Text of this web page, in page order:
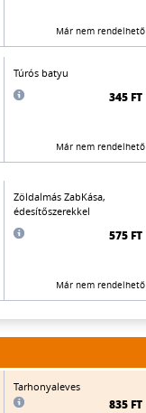
Már nem rendelhető
Túrós batyu
345 FT
Már nem rendelhető
Zöldalmás ZabKása,
édesítőszerekkel
575 FT
Már nem rendelhető
Tarhonyaleves
835 FT